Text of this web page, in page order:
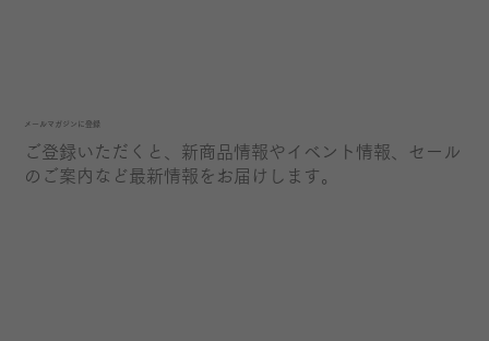
​メールマガジンに登録
ご登録いただくと、新商品情報やイベント情報、セール
のご案内など最新情報をお届けします。